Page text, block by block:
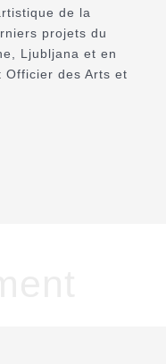
de la
projets du
Ljubljana et en
Officier des Arts et